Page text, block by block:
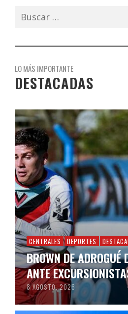
Buscar:
LO MÁS IMPORTANTE
DESTACADAS
CENTRALES DEPORTES
BROWN DE ADROGUÉ
ANTE
8 AGOSTO, 2026